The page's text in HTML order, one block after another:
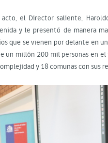
el Director saliente,
y le presentó de manera
que se vienen por delante en
un millón 200 mil personas en
y 18 comunas con sus